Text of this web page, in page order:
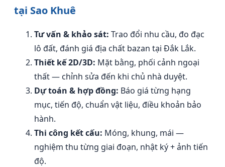
tại Sao Khuê
Tư vấn & khảo sát: Trao đổi nhu cầu, đo đạc
lô đất, đánh giá địa chất bazan tại Đắk Lắk.
Thiết kế 2D/3D: Mặt bằng, phối cảnh ngoại
thất — chỉnh sửa đến khi chủ nhà duyệt.
Dự toán & hợp đồng: Báo giá từng hạng
mục, tiến độ, chuẩn vật liệu, điều khoản bảo
hành.
Thi công kết cấu: Móng, khung, mái —
nghiệm thu từng giai đoạn, nhật ký + ảnh tiến
độ.